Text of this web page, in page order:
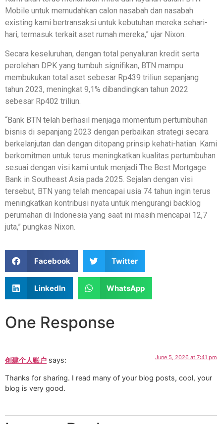
Mobile untuk memudahkan calon nasabah dan nasabah
existing kami bertransaksi untuk kebutuhan mereka sehari-
hari, termasuk terkait aset rumah mereka,” ujar Nixon.
Secara keseluruhan, dengan total penyaluran kredit serta
perolehan DPK yang tumbuh signifikan, BTN mampu
membukukan total aset sebesar Rp439 triliun sepanjang
tahun 2023, meningkat 9,1% dibandingkan tahun 2022
sebesar Rp402 triliun.
“Bank BTN telah berhasil menjaga momentum pertumbuhan
bisnis di sepanjang 2023 dengan perbaikan strategi secara
berkelanjutan dan dengan ditopang prinsip kehati-hatian. Kami
berkomitmen untuk terus meningkatkan kualitas pertumbuhan
sesuai dengan visi kami untuk menjadi The Best Mortgage
Bank in Southeast Asia pada 2025. Sejalan dengan visi
tersebut, BTN yang telah mencapai usia 74 tahun ingin terus
meningkatkan kontribusi nyata untuk mengurangi backlog
perumahan di Indonesia yang saat ini masih mencapai 12,7
juta,” pungkas Nixon.
Facebook Twitter
LinkedIn WhatsApp
One Response
创建个人账户 says: June 5, 2026 at 7:41 pm
Thanks for sharing. I read many of your blog posts, cool, your
blog is very good.